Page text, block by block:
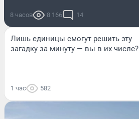
8 часов 8 166 14
Лишь единицы смогут решить эту
загадку за минуту — вы в их числе?
1 час 582